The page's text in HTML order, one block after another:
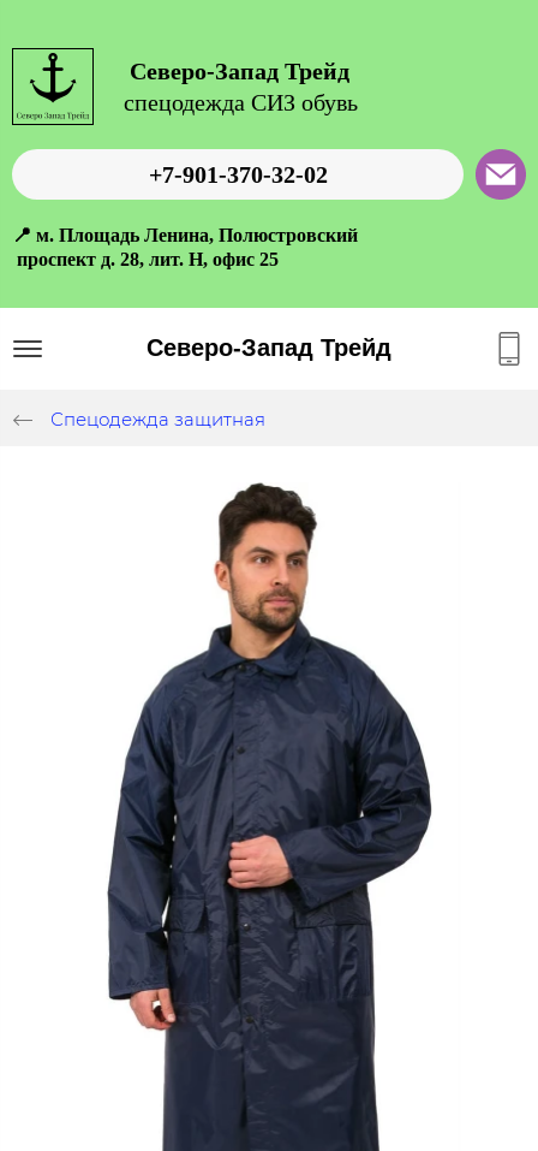
Северо-Запад Трейд
спецодежда СИЗ обувь
+7-901-370-32-02
📍 м. Площадь Ленина, Полюстровский
проспект д. 28, лит. Н, офис 25
Северо-Запад Трейд
Спецодежда защитная